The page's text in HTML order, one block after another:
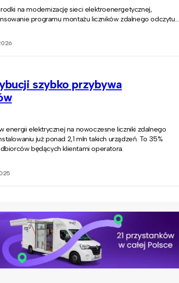
na modernizację sieci elektroenergetycznej,
programu montażu liczników zdalnego odczytu...
szybko przybywa
energii elektrycznej na nowoczesne liczniki zdalnego
już ponad 2,1 mln takich urządzeń. To 35%
będących klientami operatora.